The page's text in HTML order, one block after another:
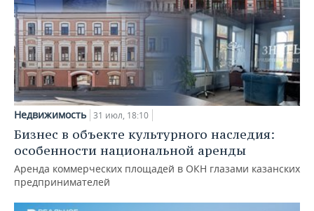
Недвижимость 31 июл, 18:10
Бизнес в объекте культурного наследия:
особенности национальной аренды
Аренда коммерческих площадей в ОКН глазами казанских
предпринимателей